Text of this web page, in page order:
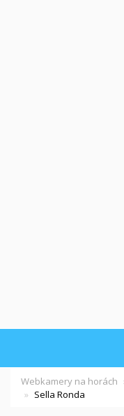
Webkamery na horách
Sella Ronda